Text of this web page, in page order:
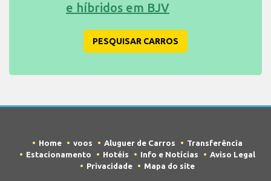
e híbridos em BJV
PESQUISAR CARROS
Home voos Aluguer de Carros
Transferência
Estacionamento
Hotéis Info e Notícias
Aviso Legal
Privacidade
Mapa do site